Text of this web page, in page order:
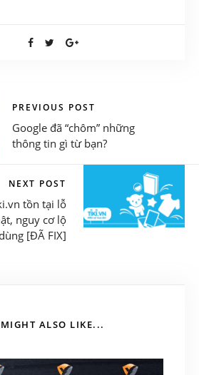
PREVIOUS POST
Google đã “chôm” những
thông tin gì từ bạn?
NEXT POST
tồn tại lỗ
nguy cơ lộ
[ĐÃ FIX]
ALSO LIKE...